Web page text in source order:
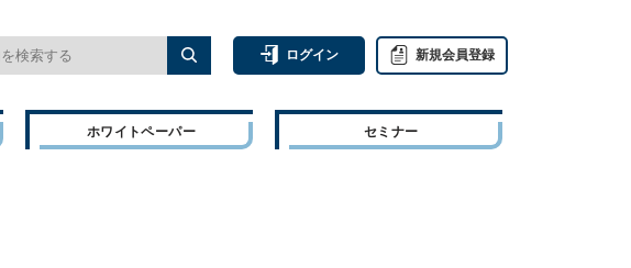
ログイン 新規会員登録
ホワイトペーパー セミナー